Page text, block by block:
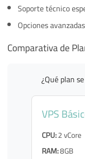
Soporte técnico
Opciones
Comparativa de
¿Qué plan
VPS
CPU:2 vCore
RAM:8GB